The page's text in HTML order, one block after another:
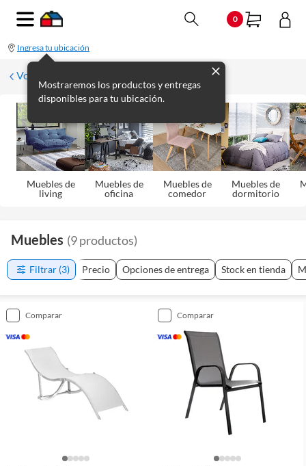
0
Ingresa tu ubicación
Mostraremos los productos y entregas
disponibles para tu ubicación.
Volver
Muebles de
living
Muebles de
oficina
Muebles de
comedor
Muebles de
dormitorio
Muebles (9productos)
Filtrar (3) Precio Opciones de entrega Stock en tienda
comparar comparar